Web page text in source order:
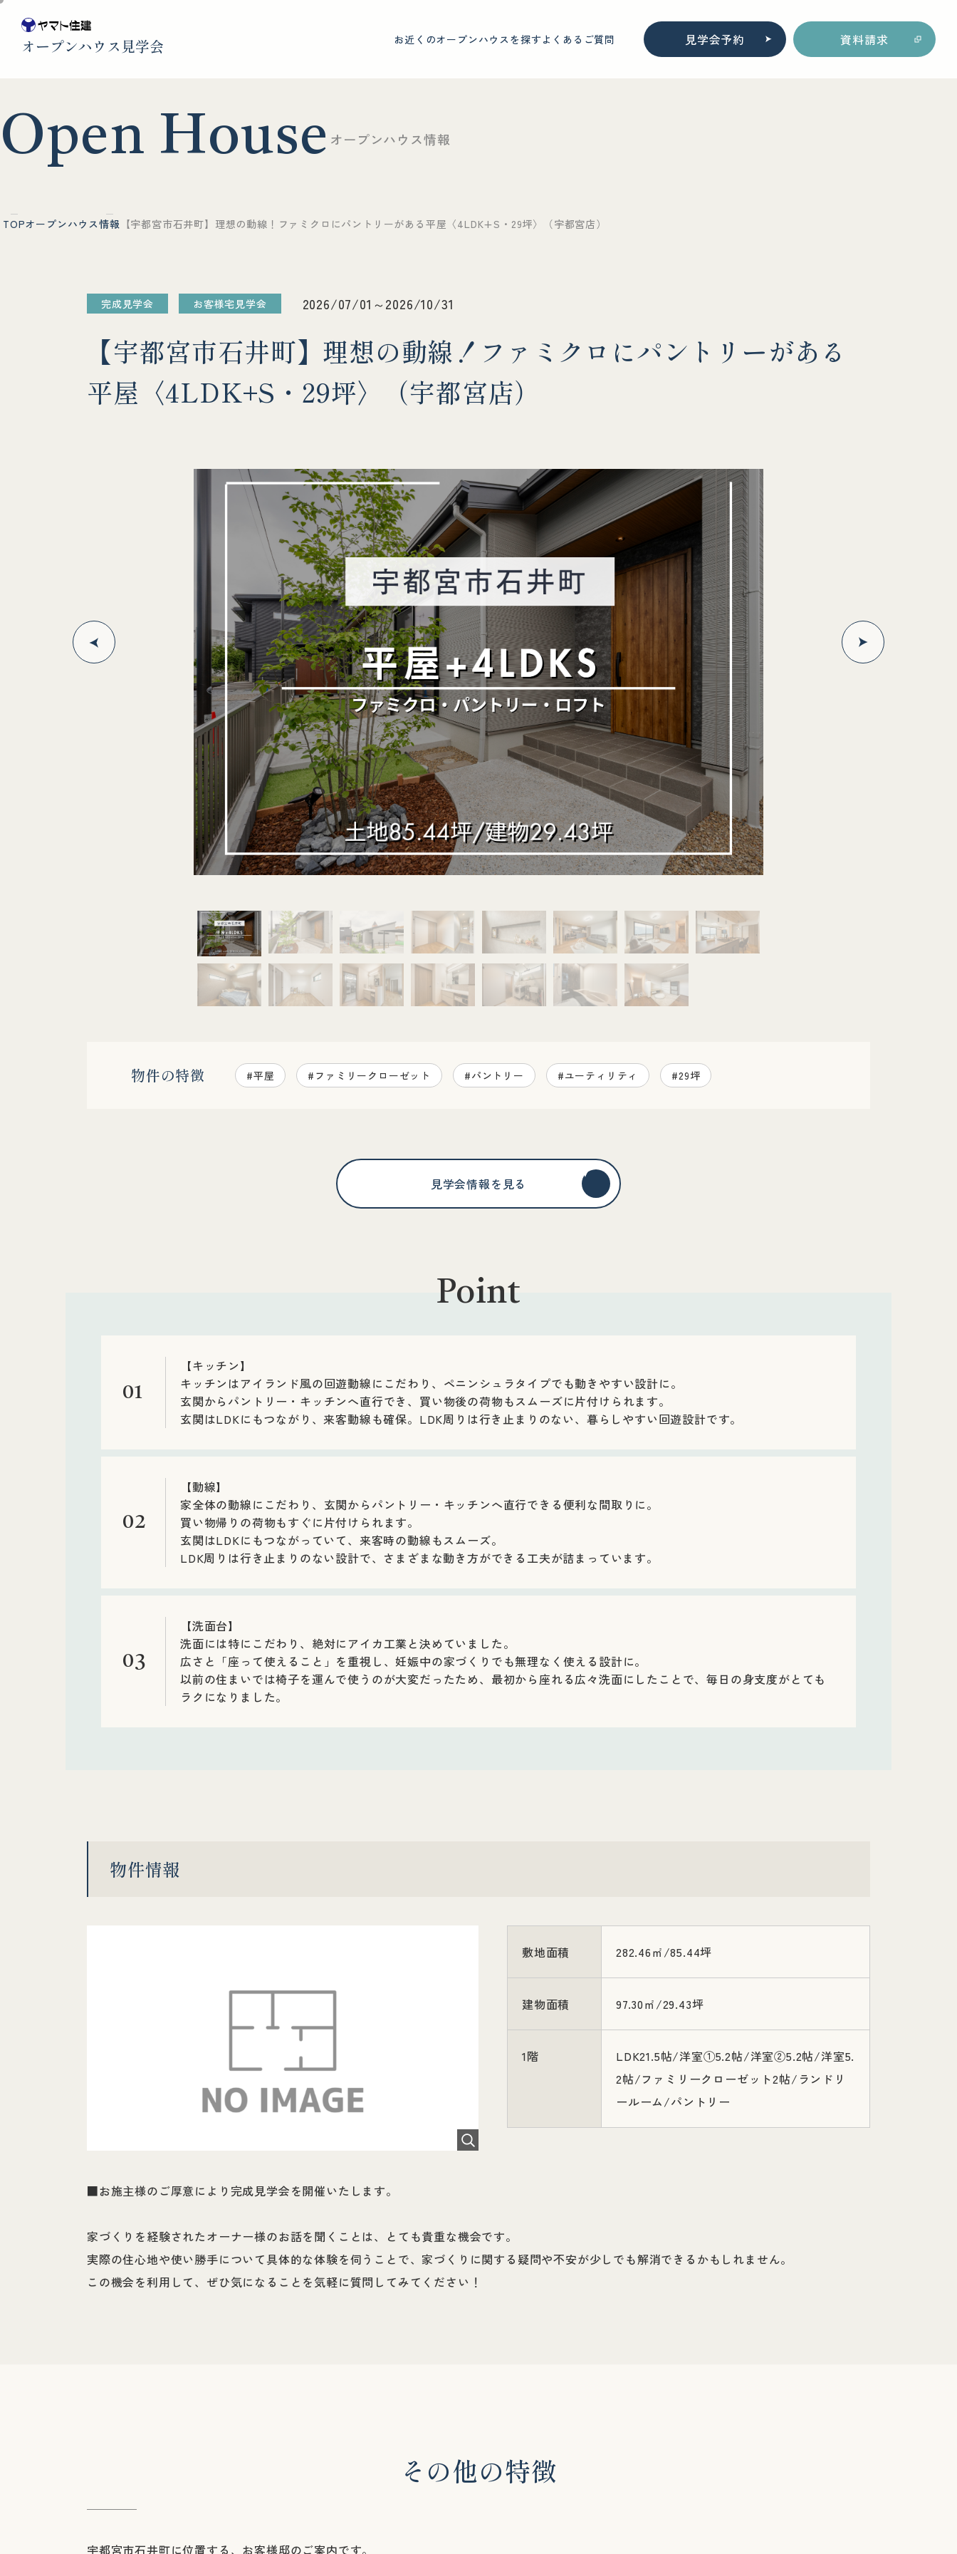
オープンハウス見学会 見学会予約 資料請求
お近くのオープンハウスを探すよくあるご質問
Open House オープンハウ ス情報
TOPオープンハウス情報 【宇都宮市石井町】理想の動線！ファミクロにパントリーがある平屋〈4LDK+S・29坪〉（宇都宮店）
完成見学会 お客様宅見学会 2026/07/01～2026/10/31
【宇都宮市石井町】理想の動線！ファミクロにパントリーがある
平屋〈4LDK+S・29坪〉（宇都宮店）
物件の特徴 #平屋 #ファミリークローゼット #パントリー #ユーティリティ #29坪
見学会情報を見る
Point
01
【キッチン】
キッチンはアイランド風の回遊動線にこだわり、ペニンシュラタイプでも動きやすい設計に。
玄関からパントリー・キッチンへ直行でき、買い物後の荷物もスムーズに片付けられます。
玄関はLDKにもつながり、来客動線も確保。LDK周りは行き止まりのない、暮らしやすい回遊設計です。
02
【動線】
家全体の動線にこだわり、玄関からパントリー・キッチンへ直行できる便利な間取りに。
買い物帰りの荷物もすぐに片付けられます。
玄関はLDKにもつながっていて、来客時の動線もスムーズ。
LDK周りは行き止まりのない設計で、さまざまな動き方ができる工夫が詰まっています。
03
【洗面台】
洗面には特にこだわり、絶対にアイカ工業と決めていました。
広さと「座って使えること」を重視し、妊娠中の家づくりでも無理なく使える設計に。
以前の住まいでは椅子を運んで使うのが大変だったため、最初から座れる広々洗面にしたことで、毎日の身支度がとても
ラクになりました。
物件情報
敷地面積 282.46㎡/85.44坪
建物面積 97.30㎡/29.43坪
1階
LDK21.5帖/洋室①5.2帖/洋室②5.2帖/洋室5.
2帖/ファミリークローゼット2帖/ランドリ
ールーム/パントリー
■お施主様のご厚意により完成見学会を開催いたします。
家づくりを経験されたオーナー様のお話を聞くことは、とても貴重な機会です。
実際の住心地や使い勝手について具体的な体験を伺うことで、家づくりに関する疑問や不安が少しでも解消できるかもしれません。
この機会を利用して、ぜひ気になることを気軽に質問してみてください！
そ の他の特徴
宇都宮市石井町に位置する、お客様邸のご案内です。